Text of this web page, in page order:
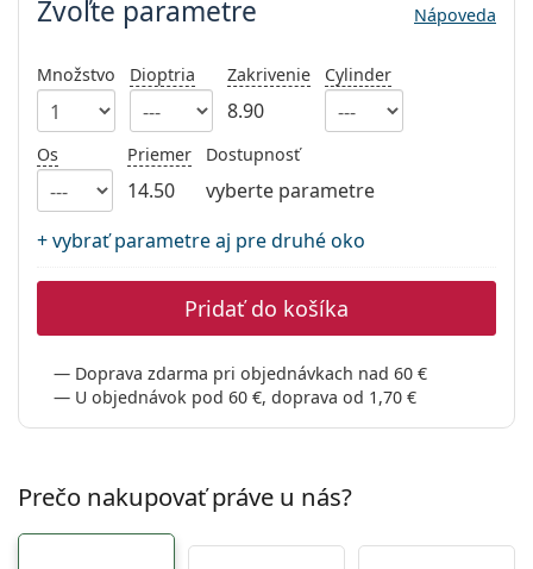
Všetky značky
Prada
Všetky značky
Všetky roztoky
je
Zvoľte parametre Nápoveda
Množstvo Dioptria Zakrivenie
8.90
Cylinder
Os Priemer
14.50
Dostupnosť
vyberte parametre
+ vybrať parametre aj pre druhé oko
Pridať do košíka
Doprava zdarma pri objednávkach nad 60 €
U objednávok pod 60 €, doprava od 1,70 €
Prečo nakupovať práve u nás?